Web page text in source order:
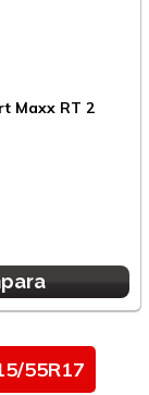
Maxx RT 2
55R17